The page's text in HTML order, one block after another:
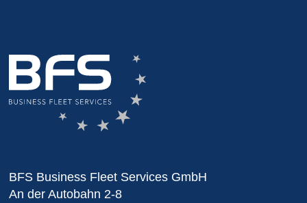
BFS Business Fleet Services GmbH
An der Autobahn 2-8